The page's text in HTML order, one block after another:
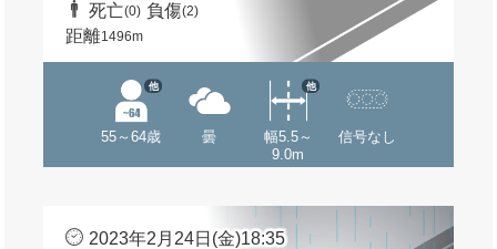
死亡(0) 負傷(2)
距離1496m
55～64歳
他
曇
幅5.5～
9.0m
他
信号なし
2023年2月24日(金)18:35